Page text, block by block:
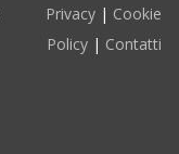
Privacy| Cookie
Policy| Contatti